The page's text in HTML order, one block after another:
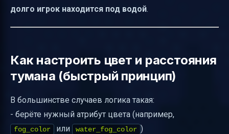
долго игрок находится под водой.
Как настроить цвет и расстояния
тумана (быстрый принцип)
В большинстве случаев логика такая:
- берёте нужный атрибут цвета (например,
fog_color или water_fog_color )